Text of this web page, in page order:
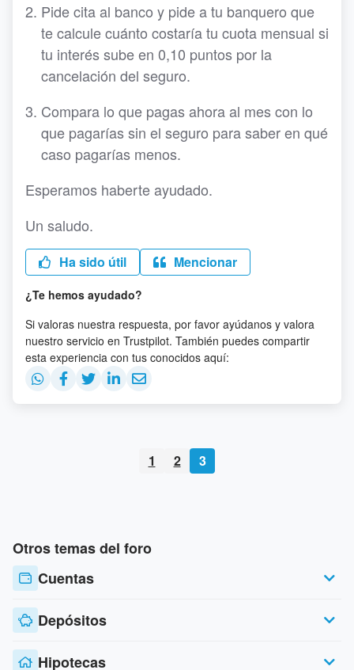
Pide cita al banco y pide a tu banquero que
te calcule cuánto costaría tu cuota mensual si
tu interés sube en 0,10 puntos por la
cancelación del seguro.
Compara lo que pagas ahora al mes con lo
que pagarías sin el seguro para saber en qué
caso pagarías menos.
Esperamos haberte ayudado.
Un saludo.
Ha sido útil Mencionar
¿Te hemos ayudado?
Si valoras nuestra respuesta, por favor ayúdanos y valora
nuestro servicio en Trustpilot. También puedes compartir
esta experiencia con tus conocidos aquí:
1 2 3
Otros temas del foro
Cuentas
Depósitos
Hipotecas